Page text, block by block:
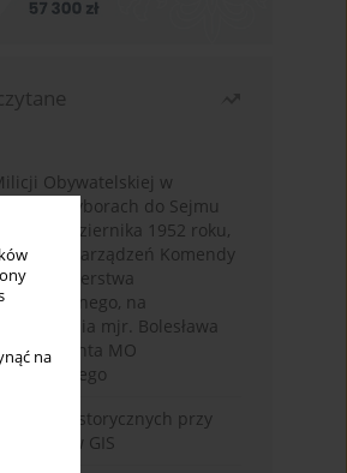
na
Obywatelskiej w
i wyborach do Sejmu
26 października 1952 roku,
i zarządzeń Komendy
Ministerstwa
Publicznego, na
mjr. Bolesława
MO
historycznych przy
serwerów GIS